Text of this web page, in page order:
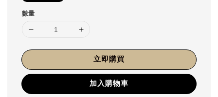
數量
立即購買
加入購物車